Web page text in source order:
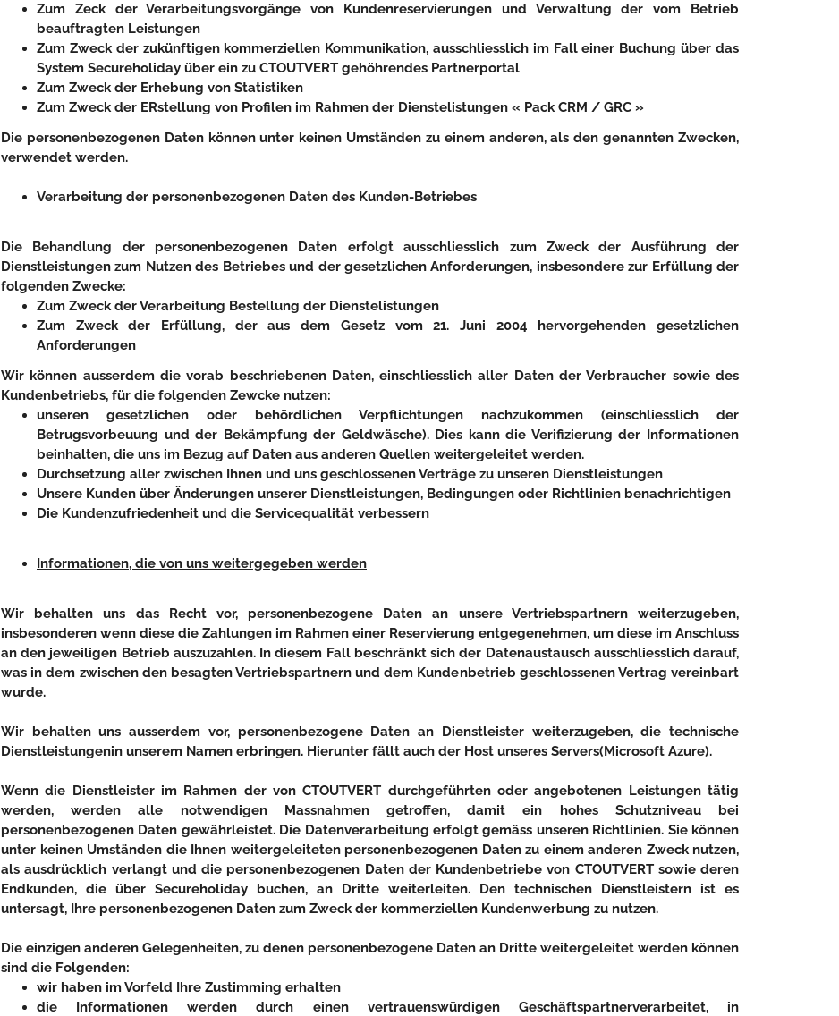
Zum Zeck der Verarbeitungsvorgänge von Kundenreservierungen und Verwaltung der vom Betrieb
beauftragten Leistungen
Zum Zweck der zukünftigen kommerziellen Kommunikation, ausschliesslich im Fall einer Buchung über das
System Secureholiday über ein zu CTOUTVERT gehöhrendes Partnerportal
Zum Zweck der Erhebung von Statistiken
Zum Zweck der ERstellung von Profilen im Rahmen der Dienstelistungen « Pack CRM / GRC »
Die personenbezogenen Daten können unter keinen Umständen zu einem anderen, als den genannten Zwecken,
verwendet werden.
Verarbeitung der personenbezogenen Daten des Kunden-Betriebes
Die Behandlung der personenbezogenen Daten erfolgt ausschliesslich zum Zweck der Ausführung der
Dienstleistungen zum Nutzen des Betriebes und der gesetzlichen Anforderungen, insbesondere zur Erfüllung der
folgenden Zwecke:
Zum Zweck der Verarbeitung Bestellung der Dienstelistungen
Zum Zweck der Erfüllung, der aus dem Gesetz vom 21. Juni 2004 hervorgehenden gesetzlichen
Anforderungen
Wir können ausserdem die vorab beschriebenen Daten, einschliesslich aller Daten der Verbraucher sowie des
Kundenbetriebs, für die folgenden Zewcke nutzen:
unseren gesetzlichen oder behördlichen Verpflichtungen nachzukommen (einschliesslich der
Betrugsvorbeuung und der Bekämpfung der Geldwäsche). Dies kann die Verifizierung der Informationen
beinhalten, die uns im Bezug auf Daten aus anderen Quellen weitergeleitet werden.
Durchsetzung aller zwischen Ihnen und uns geschlossenen Verträge zu unseren Dienstleistungen
Unsere Kunden über Änderungen unserer Dienstleistungen, Bedingungen oder Richtlinien benachrichtigen
Die Kundenzufriedenheit und die Servicequalität verbessern
Informationen, die von uns weitergegeben werden
Wir behalten uns das Recht vor, personenbezogene Daten an unsere Vertriebspartnern weiterzugeben,
insbesonderen wenn diese die Zahlungen im Rahmen einer Reservierung entgegenehmen, um diese im Anschluss
an den jeweiligen Betrieb auszuzahlen. In diesem Fall beschränkt sich der Datenaustausch ausschliesslich darauf,
was in dem zwischen den besagten Vertriebspartnern und dem Kundenbetrieb geschlossenen Vertrag vereinbart
wurde.
Wir behalten uns ausserdem vor, personenbezogene Daten an Dienstleister weiterzugeben, die technische
Dienstleistungenin unserem Namen erbringen. Hierunter fällt auch der Host unseres Servers(Microsoft Azure).
Wenn die Dienstleister im Rahmen der von CTOUTVERT durchgeführten oder angebotenen Leistungen tätig
werden, werden alle notwendigen Massnahmen getroffen, damit ein hohes Schutzniveau bei
personenbezogenen Daten gewährleistet. Die Datenverarbeitung erfolgt gemäss unseren Richtlinien. Sie können
unter keinen Umständen die Ihnen weitergeleiteten personenbezogenen Daten zu einem anderen Zweck nutzen,
als ausdrücklich verlangt und die personenbezogenen Daten der Kundenbetriebe von CTOUTVERT sowie deren
Endkunden, die über Secureholiday buchen, an Dritte weiterleiten. Den technischen Dienstleistern ist es
untersagt, Ihre personenbezogenen Daten zum Zweck der kommerziellen Kundenwerbung zu nutzen.
Die einzigen anderen Gelegenheiten, zu denen personenbezogene Daten an Dritte weitergeleitet werden können
sind die Folgenden:
wir haben im Vorfeld Ihre Zustimming erhalten
die Informationen werden durch einen vertrauenswürdigen Geschäftspartnerverarbeitet, in